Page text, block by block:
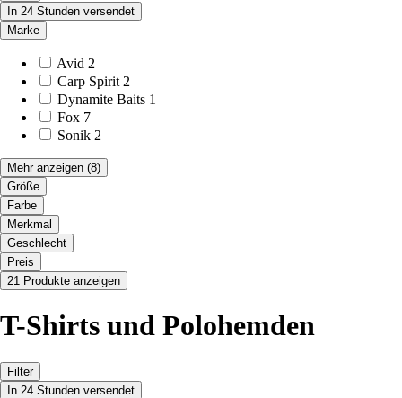
In 24 Stunden versendet
Marke
Avid 2
Carp Spirit 2
Dynamite Baits 1
Fox 7
Sonik 2
Mehr anzeigen (8)
Größe
Farbe
Merkmal
Geschlecht
Preis
21 Produkte anzeigen
T-Shirts und Polohemden
Filter
In 24 Stunden versendet